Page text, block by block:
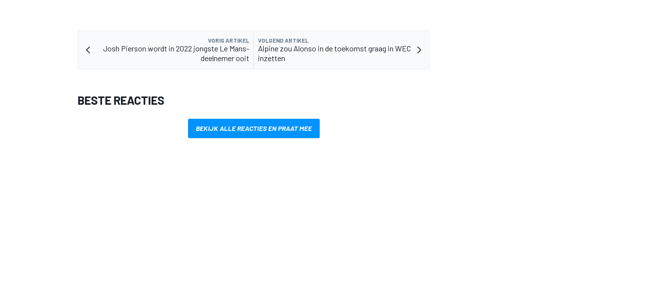
VORIG ARTIKEL
Josh Pierson wordt in 2022 jongste Le Mans-
deelnemer ooit
VOLGEND ARTIKEL
Alpine zou Alonso in de toekomst graag in WEC
inzetten
BESTE REACTIES
BEKIJK ALLE REACTIES EN PRAAT MEE